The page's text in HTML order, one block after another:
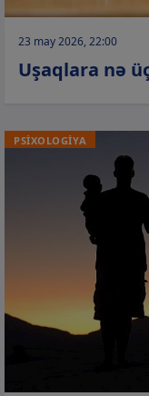
23 may 2026, 22:00
Uşaqlara nə
PSİXOLOGİYA